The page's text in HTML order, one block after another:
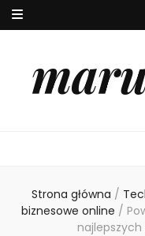
Strona główna /
biznesowe online /